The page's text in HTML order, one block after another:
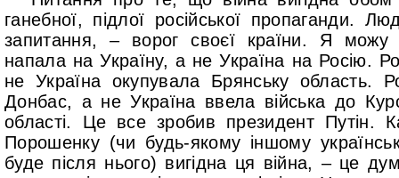
ганебної, підлої російської пропаганди.
запитання, – ворог своєї країни. Я можу
напала на Україну, а не Україна на Росію.
не Україна окупувала Брянську область.
Донбас, а не Україна ввела війська до
області. Це все зробив президент Путін.
Порошенку (чи будь-якому іншому
буде після нього) вигідна ця війна, – це